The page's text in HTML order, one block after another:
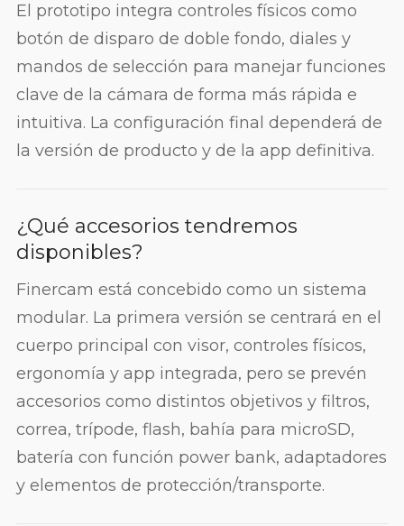
El prototipo integra controles físicos como
botón de disparo de doble fondo, diales y
mandos de selección para manejar funciones
clave de la cámara de forma más rápida e
intuitiva. La configuración final dependerá de
la versión de producto y de la app definitiva.
¿Qué accesorios tendremos
disponibles?
Finercam está concebido como un sistema
modular. La primera versión se centrará en el
cuerpo principal con visor, controles físicos,
ergonomía y app integrada, pero se prevén
accesorios como distintos objetivos y filtros,
correa, trípode, flash, bahía para microSD,
batería con función power bank, adaptadores
y elementos de protección/transporte.